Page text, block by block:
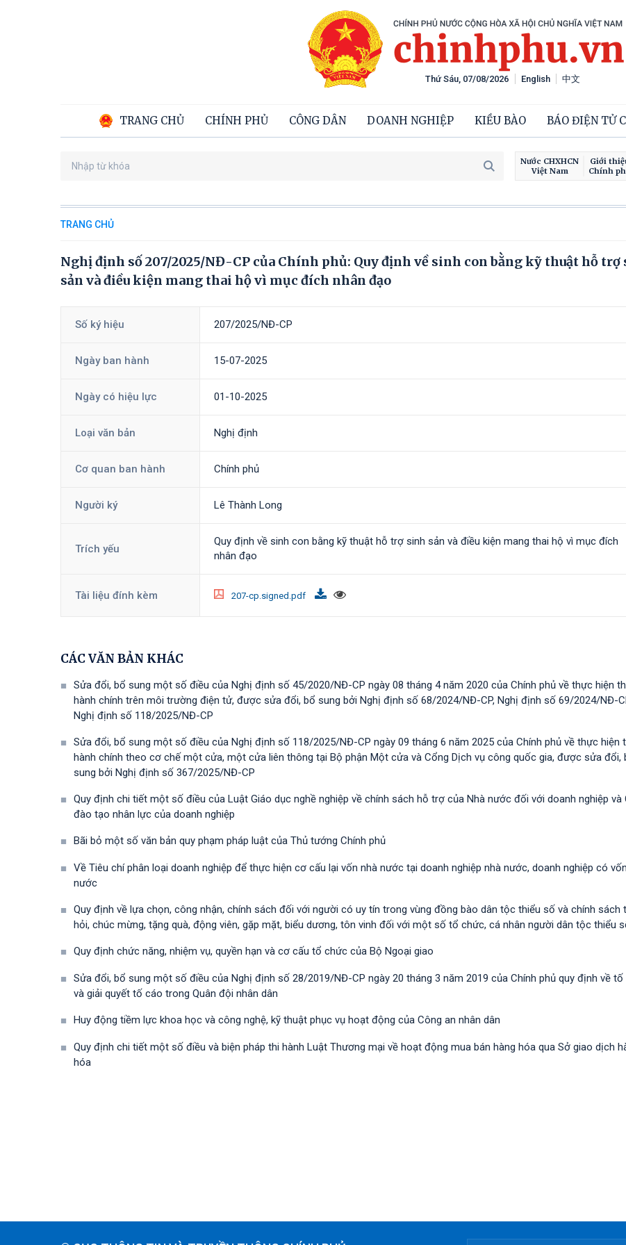
English 中文
TRANG CHỦ CHÍNH PHỦ CÔNG DÂN DOANH NGHIỆP KIỀU BÀO BÁO ĐIỆN TỬ
Thứ Sáu, 07/08/2026
Nước CHXHCN
Việt Nam
Giới
Chính
TRANG CHỦ
Nghị định số 207/2025/NĐ-CP của Chính phủ: Quy định về sinh con bằng kỹ thuật hỗ trợ
sản và điều kiện mang thai hộ vì mục đích nhân đạo
Số ký hiệu 207/2025/NĐ-CP
Ngày ban hành 15-07-2025
Ngày có hiệu lực 01-10-2025
Loại văn bản Nghị định
Cơ quan ban hành Chính phủ
Người ký Lê Thành Long
Trích yếu
Quy định về sinh con bằng kỹ thuật hỗ trợ sinh sản và điều kiện mang thai hộ vì mục đích
nhân đạo
Tài liệu đính kèm 207-cp.signed.pdf
CÁC VĂN BẢN KHÁC
Sửa đổi, bổ sung một số điều của Nghị định số 45/2020/NĐ-CP ngày 08 tháng 4 năm 2020 của Chính phủ về thực hiện
hành chính trên môi trường điện tử, được sửa đổi, bổ sung bởi Nghị định số 68/2024/NĐ-CP, Nghị định số 69/2024/NĐ-
Nghị định số 118/2025/NĐ-СР
Sửa đổi, bổ sung một số điều của Nghị định số 118/2025/NĐ-CP ngày 09 tháng 6 năm 2025 của Chính phủ về thực hiện
hành chính theo cơ chế một cửa, một cửa liên thông tại Bộ phận Một cửa và Cổng Dịch vụ công quốc gia, được sửa đổi,
sung bởi Nghị định số 367/2025/NĐ-СР
Quy định chi tiết một số điều của Luật Giáo dục nghề nghiệp về chính sách hỗ trợ của Nhà nước đối với doanh nghiệp và
đào tạo nhân lực của doanh nghiệp
Bãi bỏ một số văn bản quy phạm pháp luật của Thủ tướng Chính phủ
Về Tiêu chí phân loại doanh nghiệp để thực hiện cơ cấu lại vốn nhà nước tại doanh nghiệp nhà nước, doanh nghiệp có
nước
Quy định về lựa chọn, công nhận, chính sách đối với người có uy tín trong vùng đồng bào dân tộc thiểu số và chính sách
hỏi, chúc mừng, tặng quà, động viên, gặp mặt, biểu dương, tôn vinh đối với một số tổ chức, cá nhân người dân tộc thiểu
Quy định chức năng, nhiệm vụ, quyền hạn và cơ cấu tổ chức của Bộ Ngoại giao
Sửa đổi, bổ sung một số điều của Nghị định số 28/2019/NĐ-CР ngày 20 tháng 3 năm 2019 của Chính phủ quy định về tố
và giải quyết tố cáo trong Quân đội nhân dân
Huy động tiềm lực khoa học và công nghệ, kỹ thuật phục vụ hoạt động của Công an nhân dân
Quy định chi tiết một số điều và biện pháp thi hành Luật Thương mại về hoạt động mua bán hàng hóa qua Sở giao dịch
hóa